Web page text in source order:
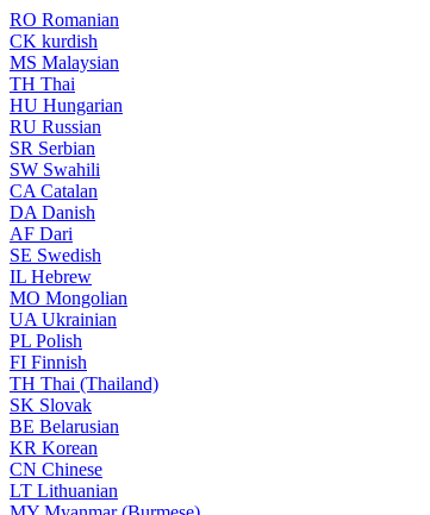
RO Romanian
CK kurdish
MS Malaysian
TH Thai
HU Hungarian
RU Russian
SR Serbian
SW Swahili
CA Catalan
DA Danish
AF Dari
SE Swedish
IL Hebrew
MO Mongolian
UA Ukrainian
PL Polish
FI Finnish
TH Thai (Thailand)
SK Slovak
BE Belarusian
KR Korean
CN Chinese
LT Lithuanian